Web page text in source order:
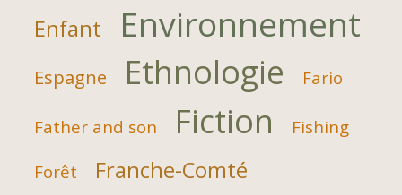
Enfant Environnement
Espagne Ethnologie Fario
Father and son Fiction
Fishing
Forêt
Franche-Comté